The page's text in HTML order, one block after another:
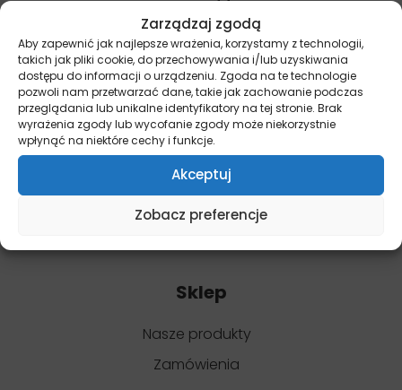
Zarządzaj zgodą
Aby zapewnić jak najlepsze wrażenia, korzystamy z technologii,
takich jak pliki cookie, do przechowywania i/lub uzyskiwania
dostępu do informacji o urządzeniu. Zgoda na te technologie
pozwoli nam przetwarzać dane, takie jak zachowanie podczas
przeglądania lub unikalne identyfikatory na tej stronie. Brak
wyrażenia zgody lub wycofanie zgody może niekorzystnie
wpłynąć na niektóre cechy i funkcje.
Akceptuj
Zobacz preferencje
PayU & Twisto
Przydatne linki
Polityka prywatności
Regulamin
Sklep
Nasze produkty
Zamówienia